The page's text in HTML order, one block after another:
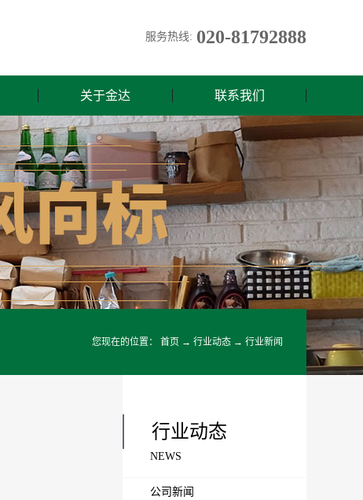
服务热线: 020-81792888
关于金达 联系我们
您现在的位置： 首页 → 行业动态 → 行业新闻
行业动态
NEWS
公司新闻